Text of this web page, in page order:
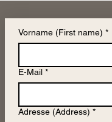
Vorname (First name) *
E-Mail *
Adresse (Address) *